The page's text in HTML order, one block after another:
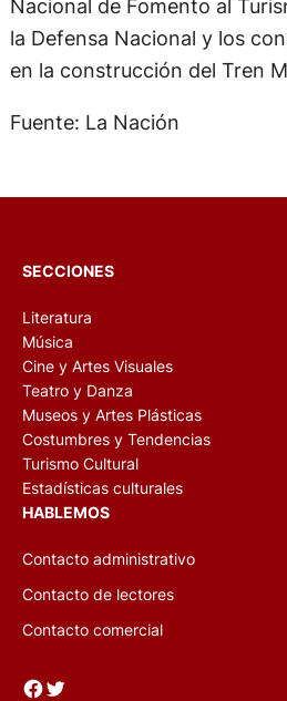
la Defensa Nacional y los
en la construcción del Tren
Fuente: La Nación
SECCIONES
Literatura
Música
Cine y Artes Visuales
Teatro y Danza
Museos y Artes Plásticas
Costumbres y Tendencias
Turismo Cultural
Estadísticas culturales
HABLEMOS
Contacto administrativo
Contacto de lectores
Contacto comercial
Facebook Twitter